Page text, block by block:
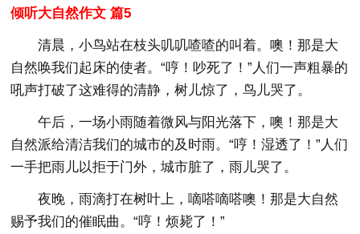
倾听大自然作文 篇5
清晨，小鸟站在枝头叽叽喳喳的叫着。噢！那是大
自然唤我们起床的使者。“哼！吵死了！”人们一声粗暴的
吼声打破了这难得的清静，树儿惊了，鸟儿哭了。
午后，一场小雨随着微风与阳光落下，噢！那是大
自然派给清洁我们的城市的及时雨。“哼！湿透了！”人们
一手把雨儿以拒于门外，城市脏了，雨儿哭了。
夜晚，雨滴打在树叶上，嘀嗒嘀嗒噢！那是大自然
赐予我们的催眠曲。“哼！烦毙了！”